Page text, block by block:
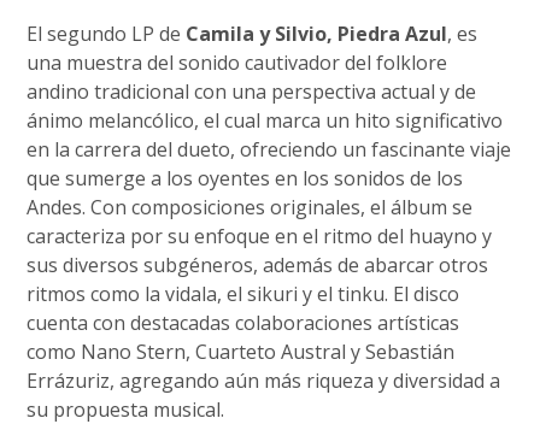
El segundo LP de Camila y Silvio, Piedra Azul, es
una muestra del sonido cautivador del folklore
andino tradicional con una perspectiva actual y de
ánimo melancólico, el cual marca un hito significativo
en la carrera del dueto, ofreciendo un fascinante viaje
que sumerge a los oyentes en los sonidos de los
Andes. Con composiciones originales, el álbum se
caracteriza por su enfoque en el ritmo del huayno y
sus diversos subgéneros, además de abarcar otros
ritmos como la vidala, el sikuri y el tinku. El disco
cuenta con destacadas colaboraciones artísticas
como Nano Stern, Cuarteto Austral y Sebastián
Errázuriz, agregando aún más riqueza y diversidad a
su propuesta musical.